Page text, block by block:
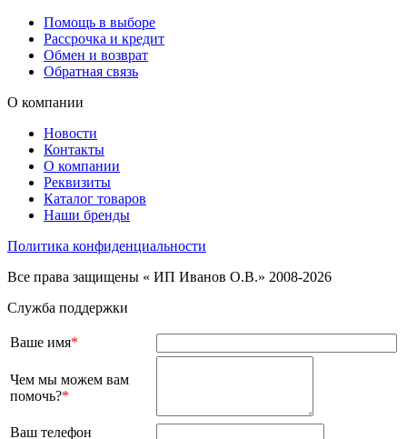
Помощь в выборе
Рассрочка и кредит
Обмен и возврат
Обратная связь
О компании
Новости
Контакты
О компании
Реквизиты
Каталог товаров
Наши бренды
Политика конфиденциальности
Все права защищены « ИП Иванов О.В.» 2008-2026
Служба поддержки
Ваше имя*
Чем мы можем вам
помочь?*
Ваш телефон